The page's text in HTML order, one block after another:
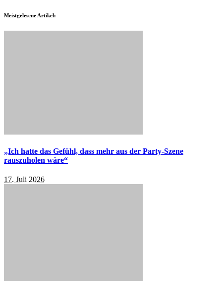
Meistgelesene Artikel:
„Ich hatte das Gefühl, dass mehr aus der Party-Szene
rauszuholen wäre“
17. Juli 2026